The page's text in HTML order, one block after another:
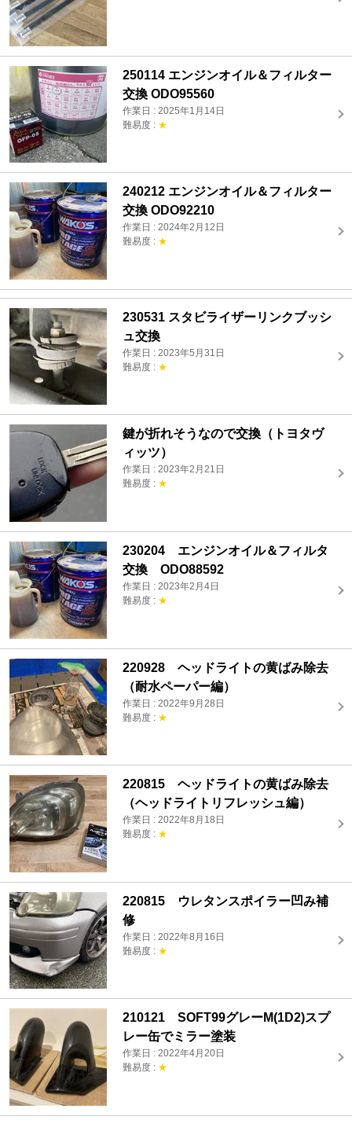
250114 エンジンオイル＆フィルター
交換 ODO95560
作業日 : 2025年1月14日
難易度 : ★
240212 エンジンオイル＆フィルター
交換 ODO92210
作業日 : 2024年2月12日
難易度 : ★
230531 スタビライザーリンクブッシ
ュ交換
作業日 : 2023年5月31日
難易度 : ★
鍵が折れそうなので交換（トヨタヴ
ィッツ）
作業日 : 2023年2月21日
難易度 : ★
230204 エンジンオイル＆フィルタ
交換 ODO88592
作業日 : 2023年2月4日
難易度 : ★
220928 ヘッドライトの黄ばみ除去
（耐水ペーパー編）
作業日 : 2022年9月28日
難易度 : ★
220815 ヘッドライトの黄ばみ除去
（ヘッドライトリフレッシュ編）
作業日 : 2022年8月18日
難易度 : ★
220815 ウレタンスポイラー凹み補
修
作業日 : 2022年8月16日
難易度 : ★
210121 SOFT99グレーM(1D2)スプ
レー缶でミラー塗装
作業日 : 2022年4月20日
難易度 : ★